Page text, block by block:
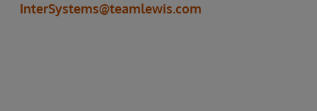
InterSystems@teamlewis.com